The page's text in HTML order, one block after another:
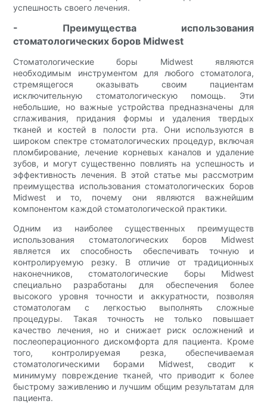
успешность своего лечения.
- Преимущества использования
стоматологических боров Midwest
Стоматологические боры Midwest являются
необходимым инструментом для любого стоматолога,
стремящегося оказывать своим пациентам
исключительную стоматологическую помощь. Эти
небольшие, но важные устройства предназначены для
сглаживания, придания формы и удаления твердых
тканей и костей в полости рта. Они используются в
широком спектре стоматологических процедур, включая
пломбирование, лечение корневых каналов и удаление
зубов, и могут существенно повлиять на успешность и
эффективность лечения. В этой статье мы рассмотрим
преимущества использования стоматологических боров
Midwest и то, почему они являются важнейшим
компонентом каждой стоматологической практики.
Одним из наиболее существенных преимуществ
использования стоматологических боров Midwest
является их способность обеспечивать точную и
контролируемую резку. В отличие от традиционных
наконечников, стоматологические боры Midwest
специально разработаны для обеспечения более
высокого уровня точности и аккуратности, позволяя
стоматологам с легкостью выполнять сложные
процедуры. Такая точность не только повышает
качество лечения, но и снижает риск осложнений и
послеоперационного дискомфорта для пациента. Кроме
того, контролируемая резка, обеспечиваемая
стоматологическими борами Midwest, сводит к
минимуму повреждение тканей, что приводит к более
быстрому заживлению и лучшим общим результатам для
пациента.